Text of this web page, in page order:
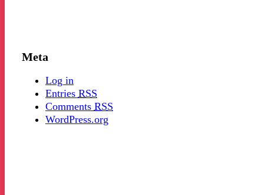
Meta
Log in
Entries RSS
Comments RSS
WordPress.org